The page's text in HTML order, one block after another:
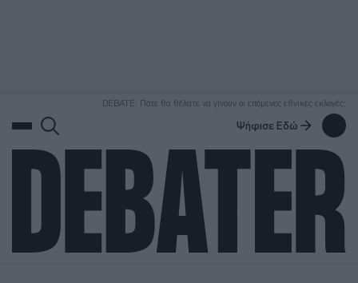
DEBATE: Πότε θα θέλατε να γίνουν οι επόμενες εθνικές εκλογές;
Ψήφισε Εδώ